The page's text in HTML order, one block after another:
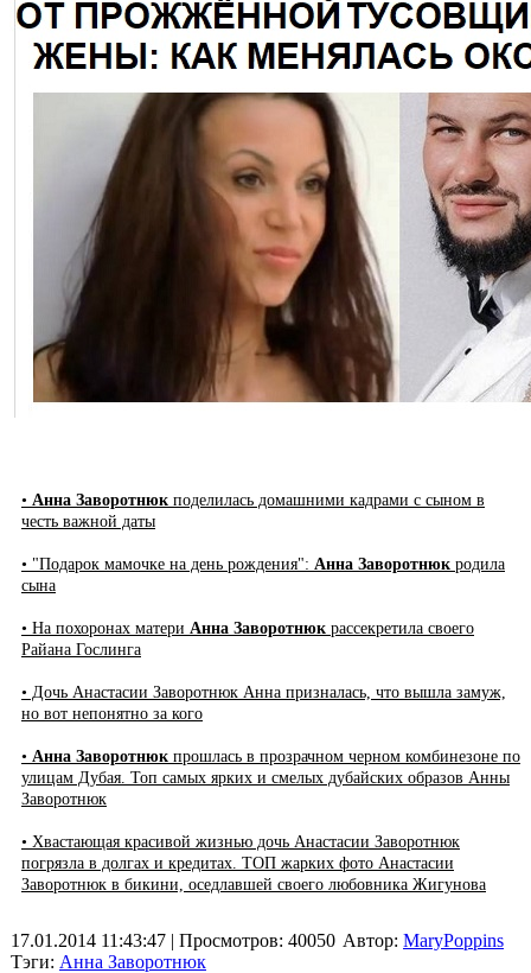
• Анна Заворотнюк поделилась домашними кадрами с сыном в
честь важной даты
• "Подарок мамочке на день рождения": Анна Заворотнюк родила
сына
• На похоронах матери Анна Заворотнюк рассекретила своего
Райана Гослинга
• Дочь Анастасии Заворотнюк Анна призналась, что вышла замуж,
но вот непонятно за кого
• Анна Заворотнюк прошлась в прозрачном черном комбинезоне по
улицам Дубая. Топ самых ярких и смелых дубайских образов Анны
Заворотнюк
• Хвастающая красивой жизнью дочь Анастасии Заворотнюк
погрязла в долгах и кредитах. ТОП жарких фото Анастасии
Заворотнюк в бикини, оседлавшей своего любовника Жигунова
17.01.2014 11:43:47 | Просмотров: 40050
Тэги: Анна Заворотнюк
Автор: MaryPoppins